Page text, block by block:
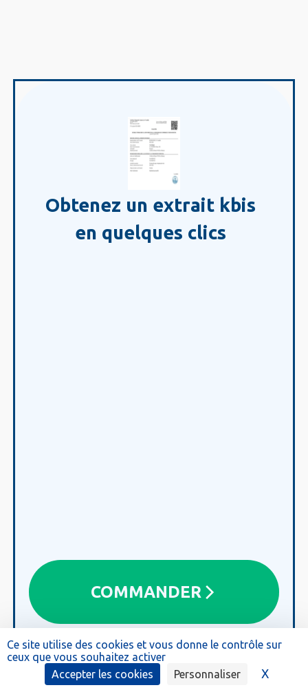
Obtenez un extrait kbis
en quelques clics
COMMANDER
Ce site utilise des cookies et vous donne le contrôle sur
ceux que vous souhaitez activer
Accepter les cookies
Personnaliser X